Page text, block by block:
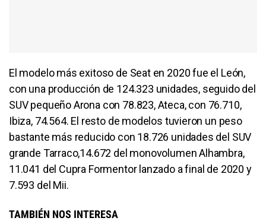
El modelo más exitoso de Seat en 2020 fue el León,
con una producción de 124.323 unidades, seguido del
SUV pequeño Arona con 78.823, Ateca, con 76.710,
Ibiza, 74.564. El resto de modelos tuvieron un peso
bastante más reducido con 18.726 unidades del SUV
grande Tarraco,14.672 del monovolumen Alhambra,
11.041 del Cupra Formentor lanzado a final de 2020 y
7.593 del Mii.
TAMBIÉN NOS INTERESA